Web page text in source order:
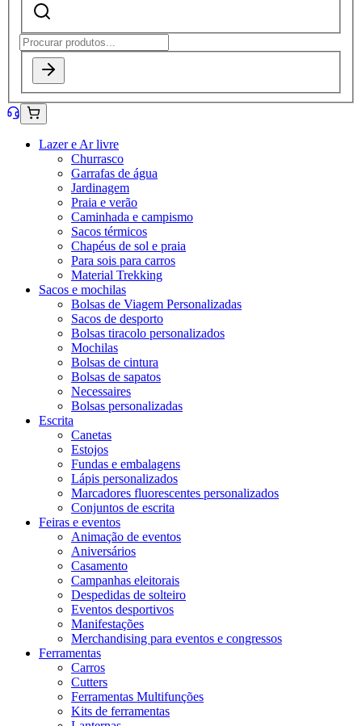
Lazer e Ar livre
Churrasco
Garrafas de água
Jardinagem
Praia e verão
Caminhada e campismo
Sacos térmicos
Chapéus de sol e praia
Para sois para carros
Material Trekking
Sacos e mochilas
Bolsas de Viagem Personalizadas
Sacos de desporto
Bolsas tiracolo personalizados
Mochilas
Bolsas de cintura
Bolsas de sapatos
Necessaires
Bolsas personalizadas
Escrita
Canetas
Estojos
Fundas e embalagens
Lápis personalizados
Marcadores fluorescentes personalizados
Conjuntos de escrita
Feiras e eventos
Animação de eventos
Aniversários
Casamento
Campanhas eleitorais
Despedidas de solteiro
Eventos desportivos
Manifestações
Merchandising para eventos e congressos
Ferramentas
Carros
Cutters
Ferramentas Multifunções
Kits de ferramentas